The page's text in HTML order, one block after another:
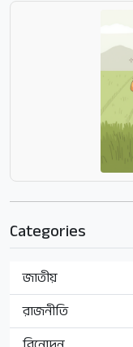
Categories
জাতীয়
রাজনীতি